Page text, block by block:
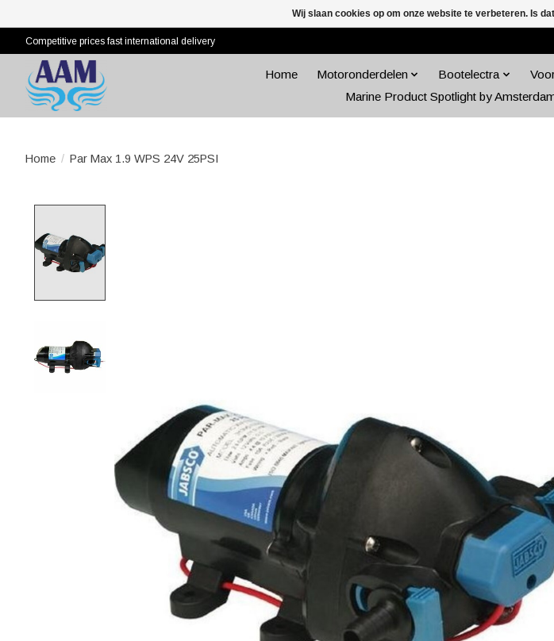
Competitive prices fast international delivery
Home Motoronderdelen Bootelectra
Marine Product Spotlight by
Home / Par Max 1.9 WPS 24V 25PSI
Wij slaan cookies op om onze website te verbeteren. Is